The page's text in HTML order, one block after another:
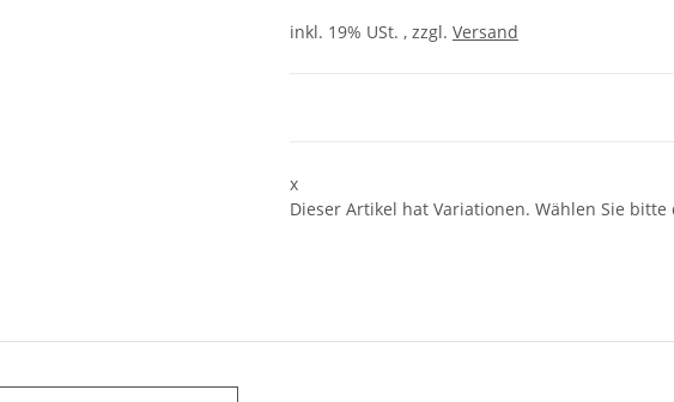
inkl. 19% USt. , zzgl. Versand
x
Dieser Artikel hat Variationen. Wählen Sie